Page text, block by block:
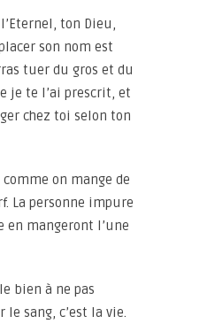
ton Dieu,
son nom est
tuer du gros et du
je te l’ai prescrit, et
chez toi selon ton
on mange de
La personne impure
en mangeront l’une
bien à ne pas
le sang, c’est la vie.